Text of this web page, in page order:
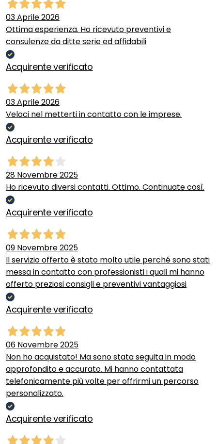
03 Aprile 2026
Ottima esperienza. Ho ricevuto preventivi e
consulenze da ditte serie ed affidabili
Acquirente verificato
03 Aprile 2026
Veloci nel metterti in contatto con le imprese.
Acquirente verificato
28 Novembre 2025
Ho ricevuto diversi contatti. Ottimo. Continuate così.
Acquirente verificato
09 Novembre 2025
Il servizio offerto è stato molto utile perché sono stati
messa in contatto con professionisti i quali mi hanno
offerto preziosi consigli e preventivi vantaggiosi
Acquirente verificato
06 Novembre 2025
Non ho acquistato! Ma sono stata seguita in modo
approfondito e accurato. Mi hanno contattata
telefonicamente più volte per offrirmi un percorso
personalizzato.
Acquirente verificato